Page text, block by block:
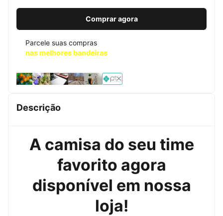
Comprar agora
Parcele suas compras
nas melhores bandeiras
Descrição
A camisa do seu time
favorito agora
disponível em nossa
loja!